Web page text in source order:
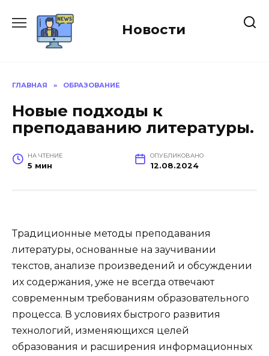
содержанию
Новости
ГЛАВНАЯ » ОБРАЗОВАНИЕ
Новые подходы к
преподаванию литературы.
НА ЧТЕНИЕ
5 мин
ОПУБЛИКОВАНО
12.08.2024
Традиционные методы преподавания
литературы, основанные на заучивании
текстов, анализе произведений и обсуждении
их содержания, уже не всегда отвечают
современным требованиям образовательного
процесса. В условиях быстрого развития
технологий, изменяющихся целей
образования и расширения информационных